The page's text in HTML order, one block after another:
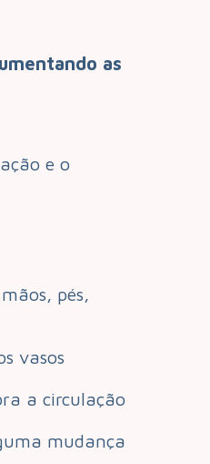
as
e o
pés,
vasos
a circulação
mudança